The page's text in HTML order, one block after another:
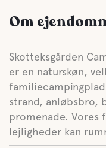
Om
Skotteksgården
er en naturskøn,
strand, anløbsbro,
promenade.
lejligheder kan